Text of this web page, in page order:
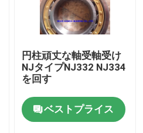
円柱頑丈な軸受軸受け
NJタイプNJ332 NJ334
を回す
ベストプライス